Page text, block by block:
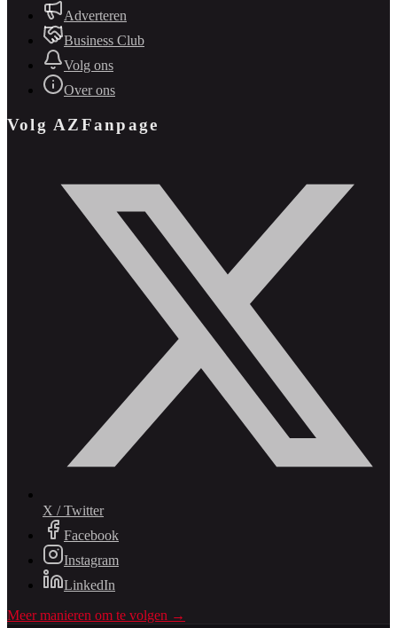
Adverteren
Business Club
Volg ons
Over ons
Volg AZFanpage
X / Twitter
Facebook
Instagram
LinkedIn
Meer manieren om te volgen →